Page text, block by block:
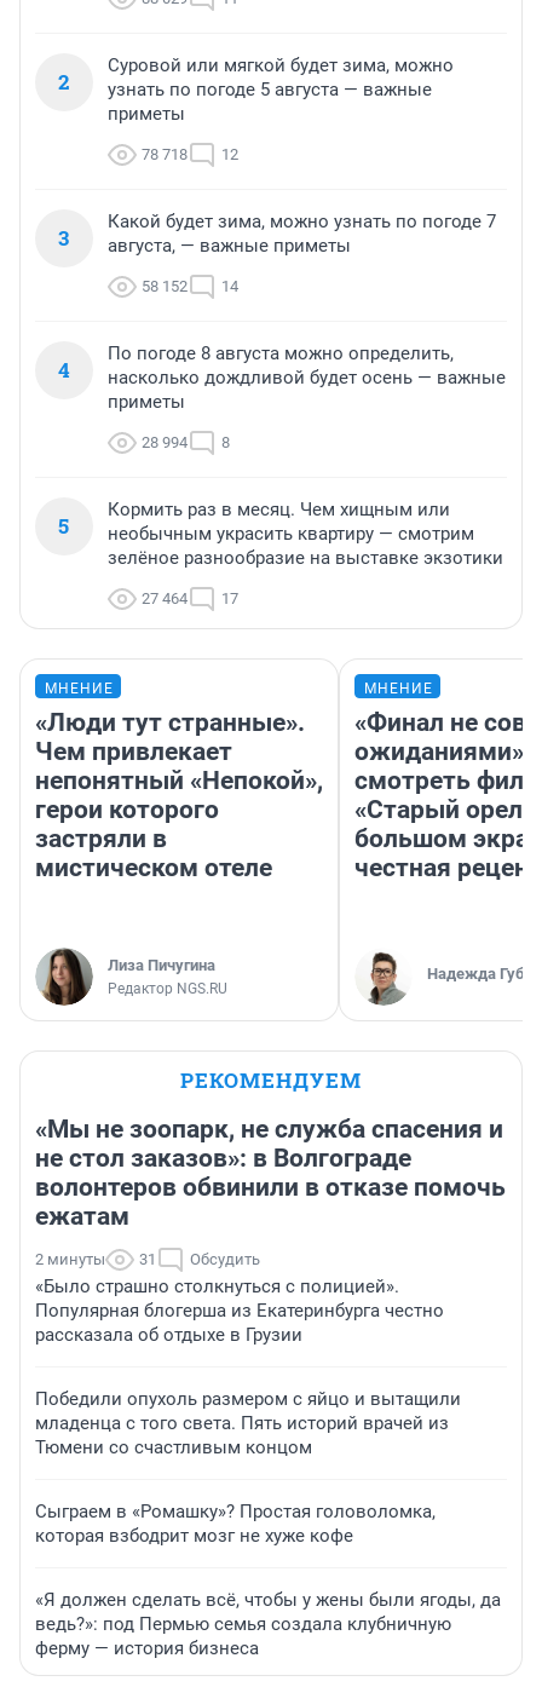
2
Суровой или мягкой будет зима, можно
узнать по погоде 5 августа — важные
приметы
78 718 12
3
Какой будет зима, можно узнать по погоде 7
августа, — важные приметы
58 152 14
4
По погоде 8 августа можно определить,
насколько дождливой будет осень — важные
приметы
28 994 8
5
Кормить раз в месяц. Чем хищным или
необычным украсить квартиру — смотрим
зелёное разнообразие на выставке экзотики
27 464 17
МНЕНИЕ
«Люди тут странные».
Чем привлекает
непонятный «Непокой»,
герои которого
застряли в
мистическом отеле
Лиза Пичугина
Редактор NGS.RU
МНЕНИЕ
«Финал не
ожиданиями»:
смотреть
«Старый орел»
большом
честная
Надежда
РЕКОМЕНДУЕМ
«Мы не зоопарк, не служба спасения и
не стол заказов»: в Волгограде
волонтеров обвинили в отказе помочь
ежатам
2 минуты 31 Обсудить
«Было страшно столкнуться с полицией».
Популярная блогерша из Екатеринбурга честно
рассказала об отдыхе в Грузии
Победили опухоль размером с яйцо и вытащили
младенца с того света. Пять историй врачей из
Тюмени со счастливым концом
Сыграем в «Ромашку»? Простая головоломка,
которая взбодрит мозг не хуже кофе
«Я должен сделать всё, чтобы у жены были ягоды, да
ведь?»: под Пермью семья создала клубничную
ферму — история бизнеса